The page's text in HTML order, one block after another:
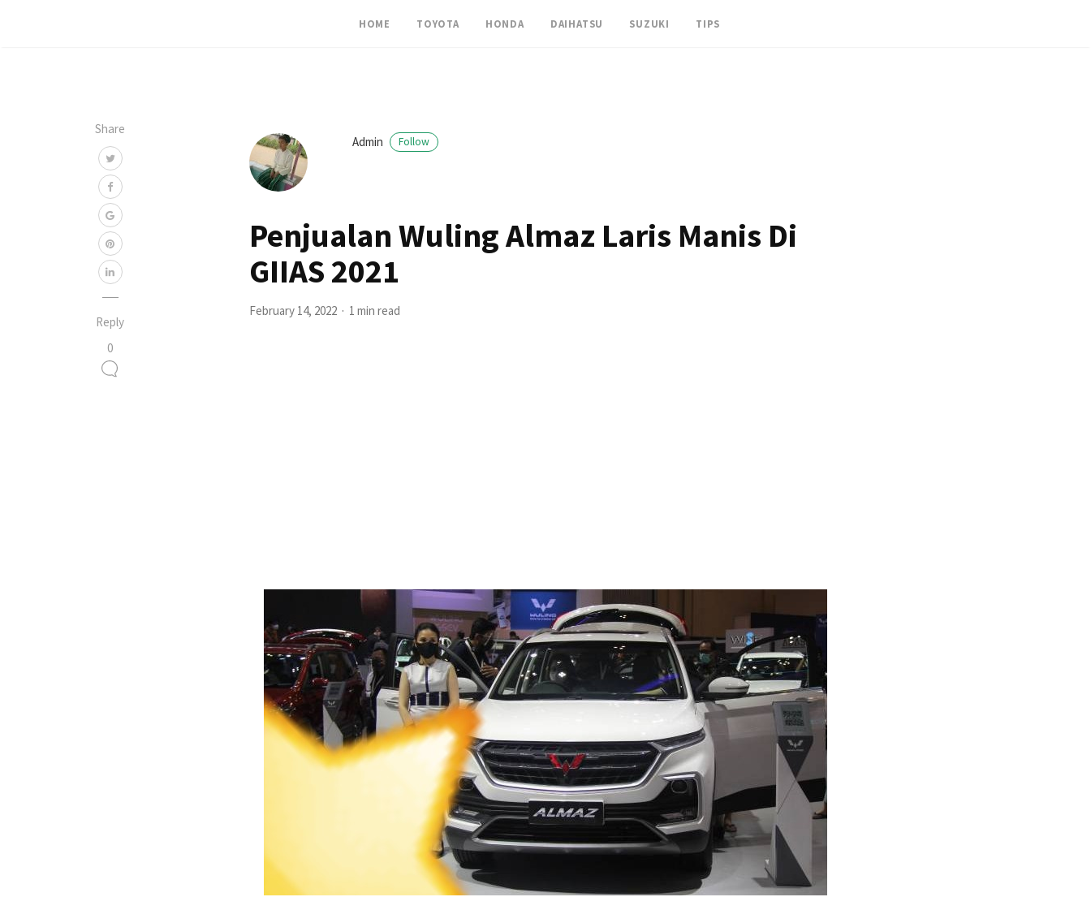
HOME TOYOTA HONDA DAIHATSU SUZUKI TIPS
Share
Reply
0
Admin Follow
Penjualan Wuling Almaz Laris Manis Di
GIIAS 2021
February 14, 2022 1 min read